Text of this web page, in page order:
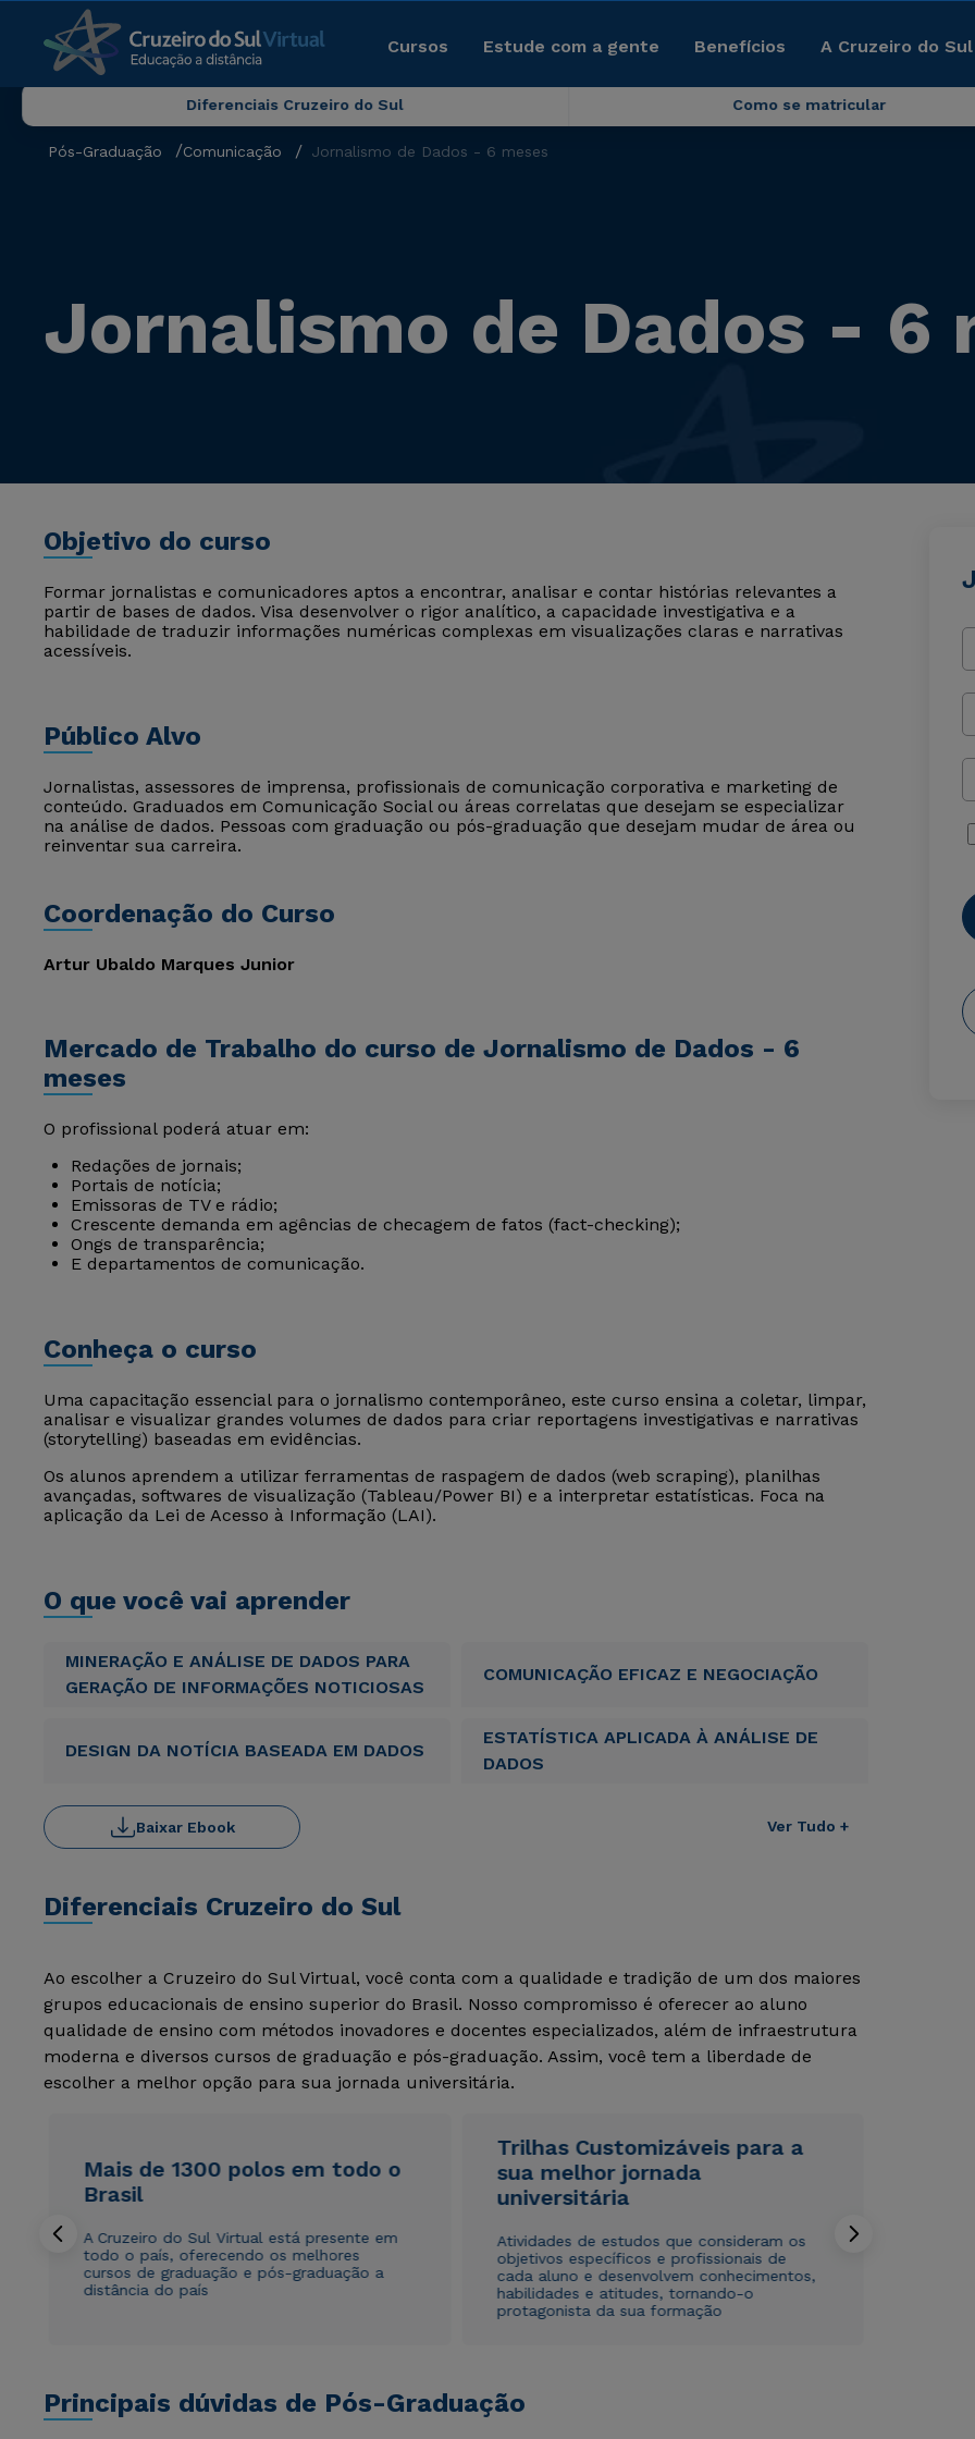
Cursos Estude com a gente Benefícios A Cruzeiro do
Diferenciais Cruzeiro do Sul Como se matricular
Pós-Graduação Comunicação Jornalismo de Dados - 6 meses
Jornalismo de Dados - 6
Objetivo do curso
Formar jornalistas e comunicadores aptos a encontrar, analisar e contar histórias relevantes a
partir de bases de dados. Visa desenvolver o rigor analítico, a capacidade investigativa e a
habilidade de traduzir informações numéricas complexas em visualizações claras e narrativas
acessíveis.
Público Alvo
Jornalistas, assessores de imprensa, profissionais de comunicação corporativa e marketing de
conteúdo. Graduados em Comunicação Social ou áreas correlatas que desejam se especializar
na análise de dados. Pessoas com graduação ou pós-graduação que desejam mudar de área ou
reinventar sua carreira.
Coordenação do Curso
Artur Ubaldo Marques Junior
Mercado de Trabalho do curso de Jornalismo de Dados - 6
meses
O profissional poderá atuar em:
Redações de jornais;
Portais de notícia;
Emissoras de TV e rádio;
Crescente demanda em agências de checagem de fatos (fact-checking);
Ongs de transparência;
E departamentos de comunicação.
Conheça o curso
Uma capacitação essencial para o jornalismo contemporâneo, este curso ensina a coletar, limpar,
analisar e visualizar grandes volumes de dados para criar reportagens investigativas e narrativas
(storytelling) baseadas em evidências.
Os alunos aprendem a utilizar ferramentas de raspagem de dados (web scraping), planilhas
avançadas, softwares de visualização (Tableau/Power BI) e a interpretar estatísticas. Foca na
aplicação da Lei de Acesso à Informação (LAI).
O que você vai aprender
MINERAÇÃO E ANÁLISE DE DADOS PARA
GERAÇÃO DE INFORMAÇÕES NOTICIOSAS
COMUNICAÇÃO EFICAZ E NEGOCIAÇÃO
DESIGN DA NOTÍCIA BASEADA EM DADOS
ESTATÍSTICA APLICADA À ANÁLISE DE
DADOS
Ver Tudo +
Baixar Ebook
Diferenciais Cruzeiro do Sul
Ao escolher a Cruzeiro do Sul Virtual, você conta com a qualidade e tradição de um dos maiores
grupos educacionais de ensino superior do Brasil. Nosso compromisso é oferecer ao aluno
qualidade de ensino com métodos inovadores e docentes especializados, além de infraestrutura
moderna e diversos cursos de graduação e pós-graduação. Assim, você tem a liberdade de
escolher a melhor opção para sua jornada universitária.
Mais de 1300 polos em todo o
Brasil
A Cruzeiro do Sul Virtual está presente em
todo o país, oferecendo os melhores
cursos de graduação e pós-graduação a
distância do país
Trilhas Customizáveis para a
sua melhor jornada
universitária
Atividades de estudos que consideram os
objetivos específicos e profissionais de
cada aluno e desenvolvem conhecimentos,
habilidades e atitudes, tornando-o
protagonista da sua formação
Principais dúvidas de Pós-Graduação
Rápido e fácil
WhatsApp
Estou de acordo com aPolítica de Privacidade.
autorizo que meus dados sejam utilizados para o
envio de conteúdos da Cruzeiro do Sul.
Rápido e fácil
WhatsApp
Estou de acordo com aPolítica de Privacidade.
autorizo que meus dados sejam utilizados para o
envio de conteúdos da Cruzeiro do Sul.